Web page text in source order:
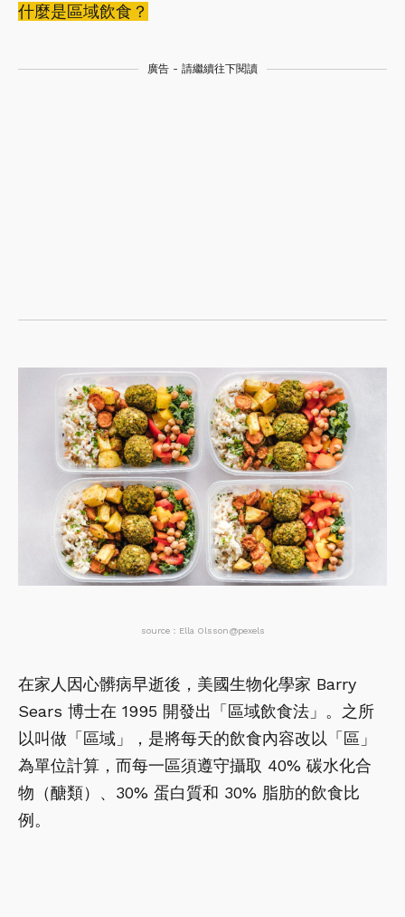
什麼是區域飲食？
廣告 - 請繼續往下閱讀
source：Ella Olsson@pexels
在家人因心髒病早逝後，美國生物化學家 Barry
Sears 博士在 1995 開發出「區域飲食法」。之所
以叫做「區域」，是將每天的飲食內容改以「區」
為單位計算，而每一區須遵守攝取 40% 碳水化合
物（醣類）、30% 蛋白質和 30% 脂肪的飲食比
例。